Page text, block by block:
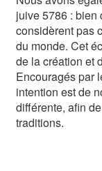
juive 5786 : bien
considèrent pas
du monde. Cet
de la création et
Encouragés par
intention est de
différente, afin
traditions.